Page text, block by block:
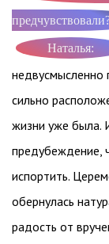
Наталья:
недвусмысленно
сильно
жизни уже была.
предубеждение,
испортить.
обернулась
радость от